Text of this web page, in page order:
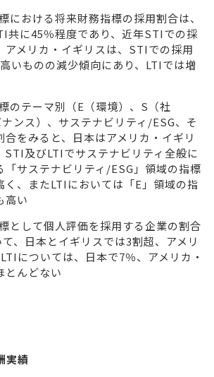
における将来財務指標の採用割合は、
共に45％程度であり、近年STIでの採
アメリカ・イギリスは、STIでの採用
いものの減少傾向にあり、LTIでは増
のテーマ別（E（環境）、S（社
ンス）、サステナビリティ/ESG、そ
合をみると、日本はアメリカ・イギリ
STI及びLTIでサステナビリティ全般に
「サステナビリティ/ESG」領域の指標
く、またLTIにおいては「E」領域の指
高い
として個人評価を採用する企業の割合
、日本とイギリスでは3割超、アメリ
については、日本で7％、アメリカ・
とんどない
実績